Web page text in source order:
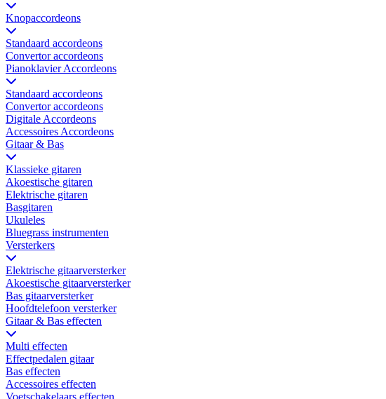
Knopaccordeons
Standaard accordeons
Convertor accordeons
Pianoklavier Accordeons
Standaard accordeons
Convertor accordeons
Digitale Accordeons
Accessoires Accordeons
Gitaar & Bas
Klassieke gitaren
Akoestische gitaren
Elektrische gitaren
Basgitaren
Ukuleles
Bluegrass instrumenten
Versterkers
Elektrische gitaarversterker
Akoestische gitaarversterker
Bas gitaarversterker
Hoofdtelefoon versterker
Gitaar & Bas effecten
Multi effecten
Effectpedalen gitaar
Bas effecten
Accessoires effecten